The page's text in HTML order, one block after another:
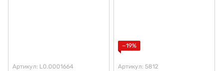
Артикул: L0.0001664
−19%
Артикул: 5812